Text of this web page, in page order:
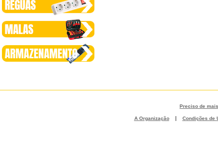
Preciso de
A Organização | Condições de